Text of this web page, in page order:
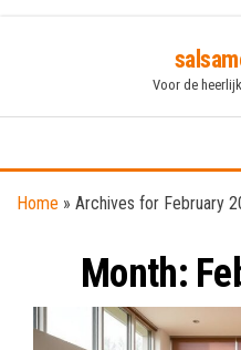
content
Voor de
Home » Archives for February
Month: